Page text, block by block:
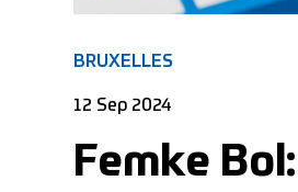
BRUXELLES
12 Sep 2024
Femke